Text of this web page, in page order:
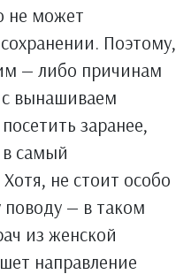
не может
Поэтому,
— либо причинам
вынашиваем
заранее,
в самый
не стоит особо
— в таком
из женской
направление